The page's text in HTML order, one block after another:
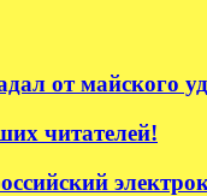
от майского
читателей!